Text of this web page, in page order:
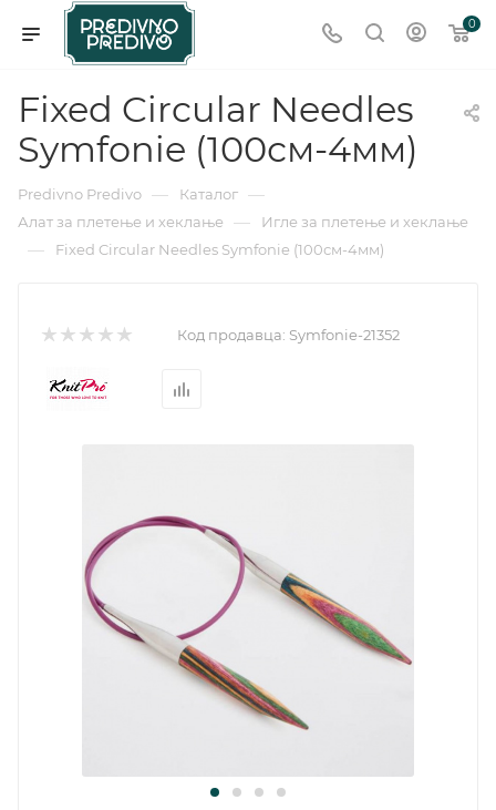
0
Fixed Circular Needles
Symfonie (100см-4мм)
Predivno Predivo — Каталог —
Алат за плетење и хеклање — Игле за плетење и хеклање
— Fixed Circular Needles Symfonie (100см-4мм)
Код продавца: Symfonie-21352